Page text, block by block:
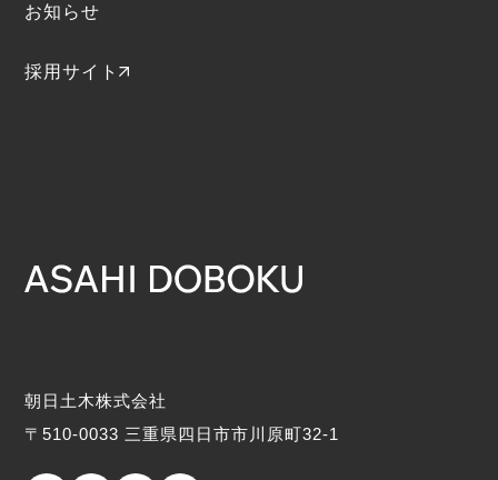
朝日土木株式会社
〒510-0033 三重県四日市市川原町32-1
お知らせ
採用サイト